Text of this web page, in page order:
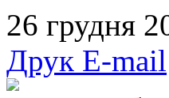
26 грудня
Друк E-mail